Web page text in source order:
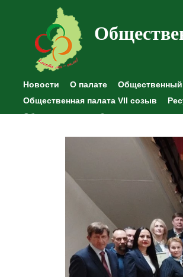
Новости О палате Общественный
Общественная палата VII созыв
Общественные наблюдения